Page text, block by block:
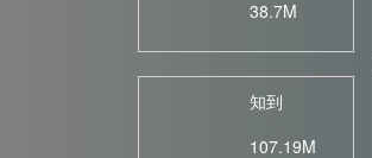
38.7M
知到
107.19M